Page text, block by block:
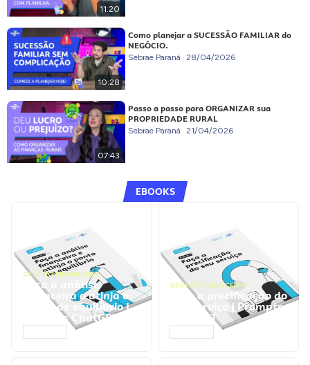
11:20
10:28
Como planejar a SUCESSÃO FAMILIAR do
NEGÓCIO.
Sebrae Paraná 28/04/2026
07:43
Passo a passo para ORGANIZAR sua
PROPRIEDADE RURAL
Sebrae Paraná 21/04/2026
EBOOKS
GESTÃO FINANCEIRA
Faça a análise
financeira e atinja o
ponto de equilíbrio |
Prompts ChatGPT
GESTÃO FINANCEIRA
Faça a precificação do
seu serviço | Prompts
ChatGPT